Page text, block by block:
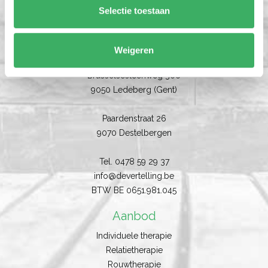
Selectie toestaan
Weigeren
De Vertelling
Brusselsesteenweg 306
9050 Ledeberg (Gent)
Paardenstraat 26
9070 Destelbergen
Tel. 0478 59 29 37
info@devertelling.be
BTW BE 0651.981.045
Aanbod
Individuele therapie
Relatietherapie
Rouwtherapie